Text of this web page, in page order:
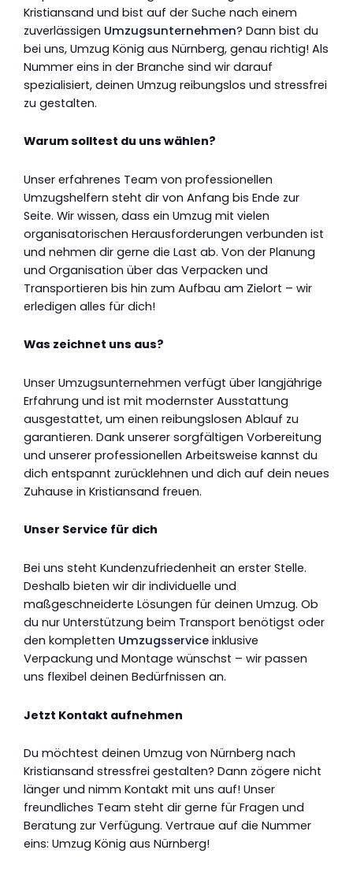
Kristiansand und bist auf der Suche nach einem
zuverlässigen Umzugsunternehmen? Dann bist du
bei uns, Umzug König aus Nürnberg, genau richtig! Als
Nummer eins in der Branche sind wir darauf
spezialisiert, deinen Umzug reibungslos und stressfrei
zu gestalten.
Warum solltest du uns wählen?
Unser erfahrenes Team von professionellen
Umzugshelfern steht dir von Anfang bis Ende zur
Seite. Wir wissen, dass ein Umzug mit vielen
organisatorischen Herausforderungen verbunden ist
und nehmen dir gerne die Last ab. Von der Planung
und Organisation über das Verpacken und
Transportieren bis hin zum Aufbau am Zielort – wir
erledigen alles für dich!
Was zeichnet uns aus?
Unser Umzugsunternehmen verfügt über langjährige
Erfahrung und ist mit modernster Ausstattung
ausgestattet, um einen reibungslosen Ablauf zu
garantieren. Dank unserer sorgfältigen Vorbereitung
und unserer professionellen Arbeitsweise kannst du
dich entspannt zurücklehnen und dich auf dein neues
Zuhause in Kristiansand freuen.
Unser Service für dich
Bei uns steht Kundenzufriedenheit an erster Stelle.
Deshalb bieten wir dir individuelle und
maßgeschneiderte Lösungen für deinen Umzug. Ob
du nur Unterstützung beim Transport benötigst oder
den kompletten Umzugsservice inklusive
Verpackung und Montage wünschst – wir passen
uns flexibel deinen Bedürfnissen an.
Jetzt Kontakt aufnehmen
Du möchtest deinen Umzug von Nürnberg nach
Kristiansand stressfrei gestalten? Dann zögere nicht
länger und nimm Kontakt mit uns auf! Unser
freundliches Team steht dir gerne für Fragen und
Beratung zur Verfügung. Vertraue auf die Nummer
eins: Umzug König aus Nürnberg!